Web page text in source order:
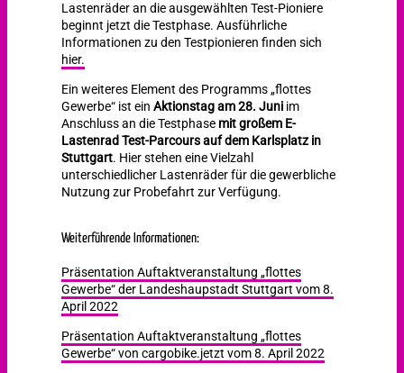
Lastenräder an die ausgewählten Test-Pioniere
beginnt jetzt die Testphase. Ausführliche
Informationen zu den Testpionieren finden sich
hier.
Ein weiteres Element des Programms „flottes
Gewerbe“ ist einAktionstag am 28. Juni im
Anschluss an die Testphase mit großem E-
Lastenrad Test-Parcours auf dem Karlsplatz in
Stuttgart. Hier stehen eine Vielzahl
unterschiedlicher Lastenräder für die gewerbliche
Nutzung zur Probefahrt zur Verfügung.
Weiterführende Informationen:
Präsentation Auftaktveranstaltung „flottes
Gewerbe“ der Landeshaupstadt Stuttgart vom 8.
April 2022
Präsentation Auftaktveranstaltung „flottes
Gewerbe“ von cargobike.jetzt vom 8. April 2022